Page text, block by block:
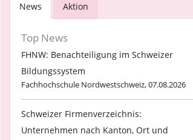
News Aktion
Top News
FHNW: Benachteiligung im Schweizer
Bildungssystem
Fachhochschule Nordwestschweiz, 07.08.2026
Schweizer Firmenverzeichnis:
Unternehmen nach Kanton, Ort und